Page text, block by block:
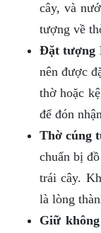
cây, và
tượng về
Đặt tượng
nên được
thờ hoặc
để đón
Thờ cúng
chuẩn bị
trái cây.
là lòng
Giữ